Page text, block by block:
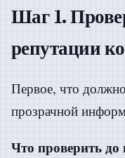
Шаг 1.
репутации
Первое, что
прозрачной
Что проверить до